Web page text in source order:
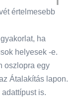
értelmesebb
ha
helyesek -e.
oszlopra egy
Átalakítás lapon.
is.